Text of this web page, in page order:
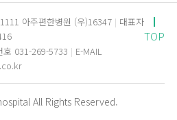
TOP
아주편한병원 (우)16347
대표자
호 031-269-5733
E-MAIL
All Rights Reserved.